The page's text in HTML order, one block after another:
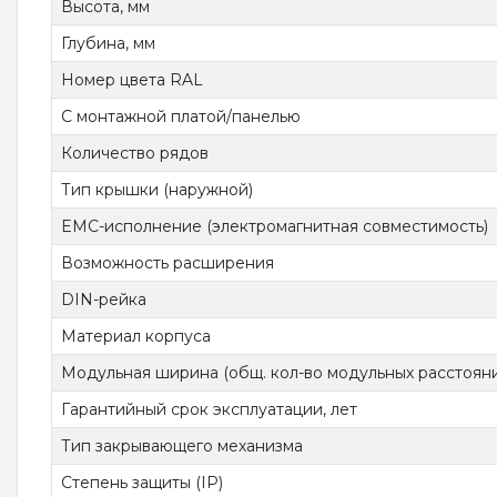
Высота, мм
Глубина, мм
Номер цвета RAL
С монтажной платой/панелью
Количество рядов
Тип крышки (наружной)
EMC-исполнение (электромагнитная совместимость)
Возможность расширения
DIN-рейка
Материал корпуса
Модульная ширина (общ. кол-во модульных
Гарантийный срок эксплуатации, лет
Тип закрывающего механизма
Степень защиты (IP)